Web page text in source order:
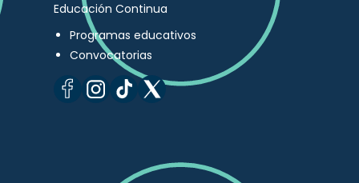
Educación Continua
Programas educativos
Convocatorias